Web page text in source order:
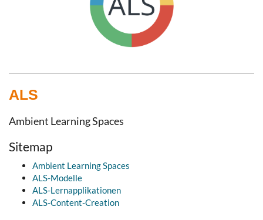
ALS
Ambient Learning Spaces
Sitemap
Ambient Learning Spaces
ALS-Modelle
ALS-Lernapplikationen
ALS-Content-Creation